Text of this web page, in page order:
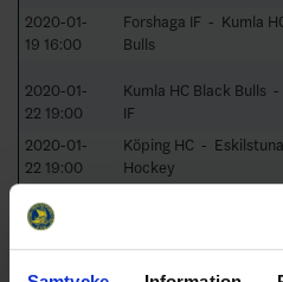
2020-01-
19 16:00
Forshaga IF - Kumla
Bulls
2020-01-
22 19:00
Kumla HC Black Bulls
IF
2020-01-
22 19:00
Köping HC -
Hockey
2020-01-
22 19:00